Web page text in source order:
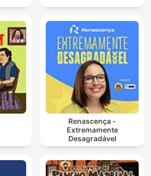
Renascença -
Extremamente
Desagradável